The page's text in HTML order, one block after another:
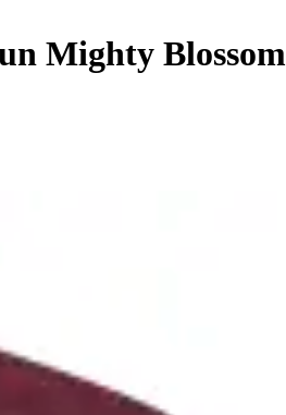
Mighty Blossom